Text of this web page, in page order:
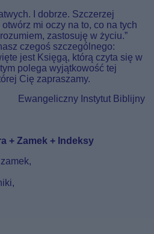
I dobrze. Szczerzej
otwórz mi oczy na to, co na tych
zastosuję w życiu.”
czegoś szczególnego:
jest Księgą, którą czyta się w
polega wyjątkowość tej
Cię zapraszamy.
Ewangeliczny Instytut Biblijny
+ Zamek + Indeksy